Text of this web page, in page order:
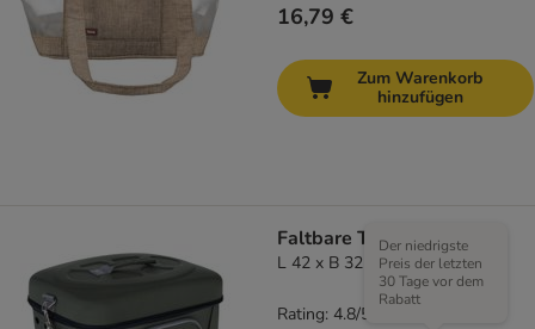
16,79 €
Zum Warenkorb
hinzufügen
Faltbare Transporttasche
L 42 x B 32 x H 30 cm, grün
Der niedrigste
Preis der letzten
30 Tage vor dem
Rabatt
Rating: 4.8/5